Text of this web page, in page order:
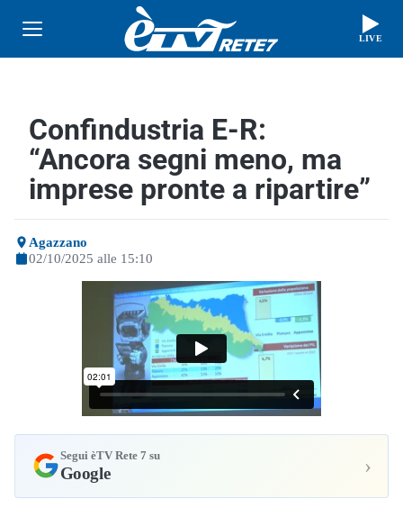
LIVE
Confindustria E-R:
“Ancora segni meno, ma
imprese pronte a ripartire”
Agazzano
02/10/2025 alle 15:10
Segui èTV Rete 7 su
Google ›